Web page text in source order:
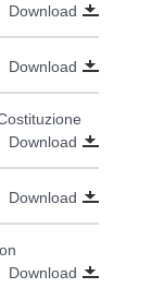
Download
Download
Download
Download
Download